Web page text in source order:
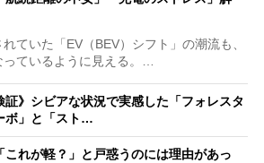
ていた「EV（BEV）シフト」の潮流も、
っているように見える。…
証》シビアな状況で実感した「フォレスタ
ボ」と「スト…
これが軽？」と戸惑うのには理由があっ